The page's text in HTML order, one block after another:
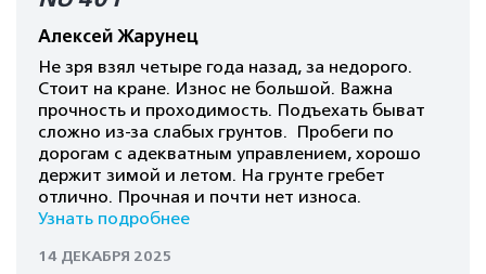
Алексей Жарунец
Не зря взял четыре года назад, за недорого.
Стоит на кране. Износ не большой. Важна
прочность и проходимость. Подъехать быват
сложно из-за слабых грунтов. Пробеги по
дорогам с адекватным управлением, хорошо
держит зимой и летом. На грунте гребет
отлично. Прочная и почти нет износа.
Узнать подробнее
14 ДЕКАБРЯ 2025